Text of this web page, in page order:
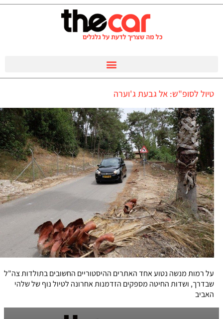
טיול לסופ"ש: אל גבעת ג'וערה
על רמות מנשה נטוע אחד האתרים ההיסטוריים החשובים בתולדות צה"ל
שבדרך, ושדות החיטה מספקים הזדמנות אחרונה לטיול נוף של שלהי
האביב